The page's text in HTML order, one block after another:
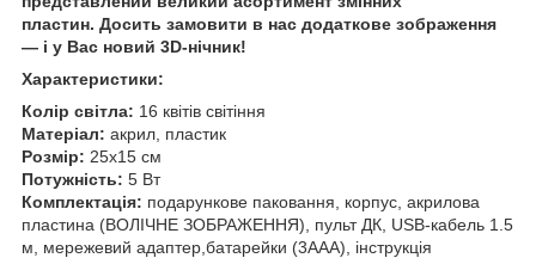
пластин. Досить замовити в нас додаткове зображення
— і у Вас новий 3D-нічник!
Характеристики:
Колір світла: 16 квітів світіння
Матеріал: акрил, пластик
Розмір: 25х15 см
Потужність: 5 Вт
Комплектація: подарункове паковання, корпус, акрилова
пластина (ВОЛІЧНЕ ЗОБРАЖЕННЯ), пульт ДК, USB-кабель 1.5
м, мережевий адаптер,батарейки (3ААА), інструкція